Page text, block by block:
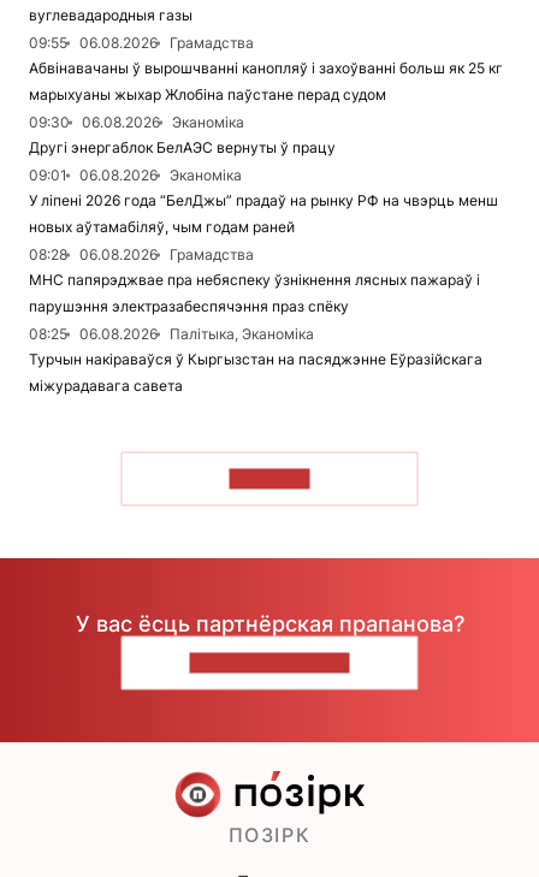
вуглевадародныя газы
09:55
06.08.2026
Грамадства
Абвінавачаны ў вырошчванні канопляў і захоўванні больш як 25 кг
марыхуаны жыхар Жлобіна паўстане перад судом
09:30
06.08.2026
Эканоміка
Другі энергаблок БелАЭС вернуты ў працу
09:01
06.08.2026
Эканоміка
У ліпені 2026 года “БелДжы” прадаў на рынку РФ на чвэрць менш
новых аўтамабіляў, чым годам раней
08:28
06.08.2026
Грамадства
МНС папярэджвае пра небяспеку ўзнікнення лясных пажараў і
парушэння электразабеспячэння праз спёку
08:25
06.08.2026
Палітыка, Эканоміка
Турчын накіраваўся ў Кыргызстан на пасяджэнне Еўразійскага
міжурадавага савета
У вас ёсць партнёрская прапанова?
ПОЗІРК